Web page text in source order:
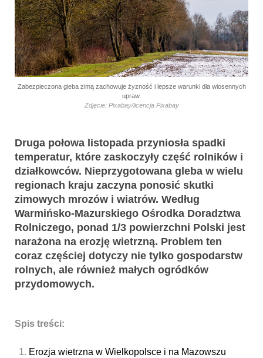
Zabezpieczona gleba zimą zachowuje żyzność i lepsze warunki dla wiosennych
upraw.
Zdjęcie: Pixabay/licencja Pixabay
Druga połowa listopada przyniosła spadki
temperatur, które zaskoczyły część rolników i
działkowców. Nieprzygotowana gleba w wielu
regionach kraju zaczyna ponosić skutki
zimowych mrozów i wiatrów. Według
Warmińsko-Mazurskiego Ośrodka Doradztwa
Rolniczego, ponad 1/3 powierzchni Polski jest
narażona na erozję wietrzną. Problem ten
coraz częściej dotyczy nie tylko gospodarstw
rolnych, ale również małych ogródków
przydomowych.
Spis treści:
Erozja wietrzna w Wielkopolsce i na Mazowszu